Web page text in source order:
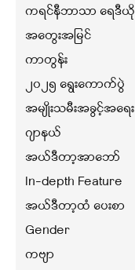
ကရင်နီဘာသာ ရေဒီယို
အတွေးအမြင်
ကာတွန်း
၂၀၂၅ ရွေးကောက်ပွဲ
အမျိုးသမီးအခွင့်အရေး
ဂျာနယ်
အယ်ဒီတာ့အာဘော်
In-depth Feature
အယ်ဒီတာ့ထံ ပေးစာ
Gender
ကဗျာ